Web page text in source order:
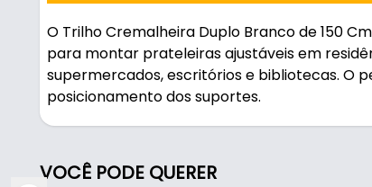
O Trilho Cremalheira Duplo Branco de 150
para montar prateleiras ajustáveis em
supermercados, escritórios e bibliotecas. O
posicionamento dos suportes.
VOCÊ PODE QUERER